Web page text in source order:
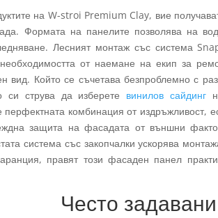
на W-stroi Premium Clay, вие
Формата на панелите позволява на
Лесният монтаж със система
от наемане на екип за
вид. Който се съчетава безпроблемно с
струва да изберете винилов сайдинг
комбинация от издръжливост,
защита на фасадата от външни
система със закопчалки ускорява
правят този фасаден панел
Често